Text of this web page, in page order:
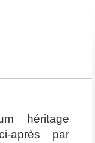
héritage
après par